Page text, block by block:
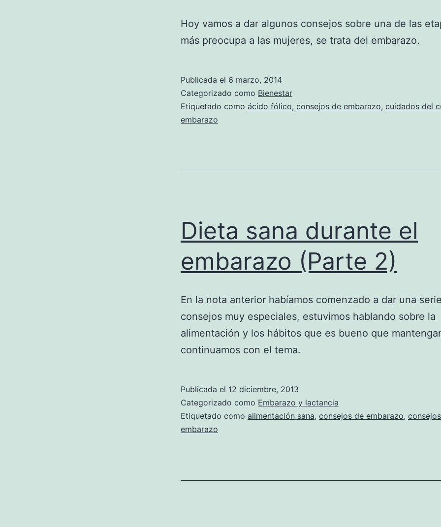
Hoy vamos a dar algunos consejos sobre una de las
más preocupa a las mujeres, se trata del embarazo.
Publicada el 6 marzo, 2014
Categorizado como Bienestar
Etiquetado como ácido fólico, consejos de embarazo, cuidados del
embarazo
Dieta sana durante el
embarazo (Parte 2)
En la nota anterior habíamos comenzado a dar una
consejos muy especiales, estuvimos hablando sobre la
alimentación y los hábitos que es bueno que
continuamos con el tema.
Publicada el 12 diciembre, 2013
Categorizado como Embarazo y lactancia
Etiquetado como alimentación sana, consejos de embarazo,
embarazo